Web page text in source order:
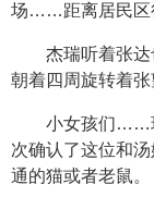
场……距离居民区
杰瑞听着张
朝着四周旋转着张
小女孩们……
次确认了这位和
通的猫或者老鼠。